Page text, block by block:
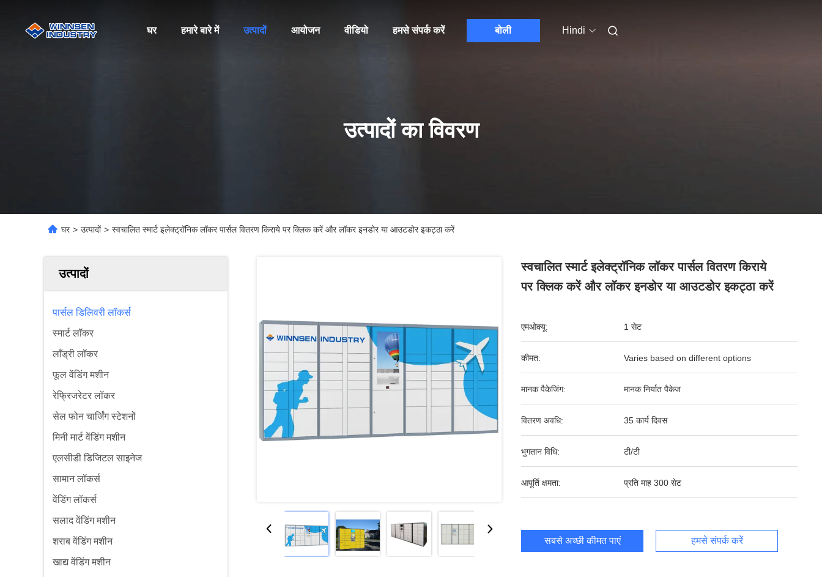
घर हमारे बारे में उत्पादों आयोजन वीडियो हमसे संपर्क करें बोली Hindi
उत्पादों का विवरण
घर > उत्पादों > स्वचालित स्मार्ट इलेक्ट्रॉनिक लॉकर पार्सल वितरण किराये पर क्लिक करें और लॉकर इनडोर या आउटडोर इकट्ठा करें
उत्पादों
पार्सल डिलिवरी लॉकर्स
स्मार्ट लॉकर
लाँड्री लॉकर
फूल वेंडिंग मशीन
रेफ्रिजरेटर लॉकर
सेल फोन चार्जिंग स्टेशनों
मिनी मार्ट वेंडिंग मशीन
एलसीडी डिजिटल साइनेज
सामान लॉकर्स
वेंडिंग लॉकर्स
सलाद वेंडिंग मशीन
शराब वेंडिंग मशीन
खाद्य वेंडिंग मशीन
स्वचालित स्मार्ट इलेक्ट्रॉनिक लॉकर पार्सल वितरण किराये
पर क्लिक करें और लॉकर इनडोर या आउटडोर इकट्ठा करें
एमओक्यू: 1 सेट
कीमत: Varies based on different options
मानक पैकेजिंग: मानक निर्यात पैकेज
वितरण अवधि: 35 कार्य दिवस
भुगतान विधि: टी/टी
आपूर्ति क्षमता: प्रति माह 300 सेट
सबसे अच्छी कीमत पाएं हमसे संपर्क करें